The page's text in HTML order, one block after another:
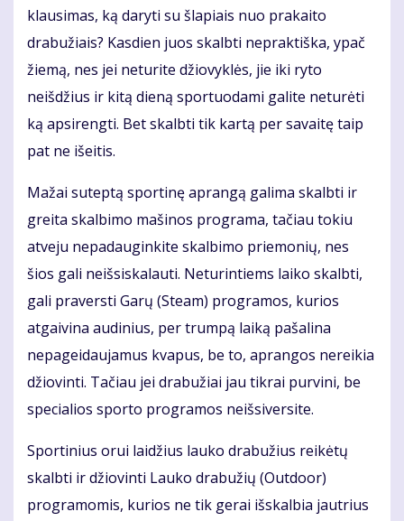
klausimas, ką daryti su šlapiais nuo prakaito
drabužiais? Kasdien juos skalbti nepraktiška, ypač
žiemą, nes jei neturite džiovyklės, jie iki ryto
neišdžius ir kitą dieną sportuodami galite neturėti
ką apsirengti. Bet skalbti tik kartą per savaitę taip
pat ne išeitis.
Mažai suteptą sportinę aprangą galima skalbti ir
greita skalbimo mašinos programa, tačiau tokiu
atveju nepadauginkite skalbimo priemonių, nes
šios gali neišsiskalauti. Neturintiems laiko skalbti,
gali praversti Garų (Steam) programos, kurios
atgaivina audinius, per trumpą laiką pašalina
nepageidaujamus kvapus, be to, aprangos nereikia
džiovinti. Tačiau jei drabužiai jau tikrai purvini, be
specialios sporto programos neišsiversite.
Sportinius orui laidžius lauko drabužius reikėtų
skalbti ir džiovinti Lauko drabužių (Outdoor)
programomis, kurios ne tik gerai išskalbia jautrius